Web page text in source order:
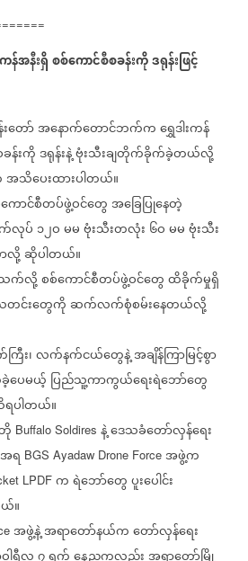
န်အနီးရှိစစ်ကောင်စီစခန်းကိုဒရုန်းဖြင့်
းတော်အနောက်တောင်ဘက်ကရွှေဒါးကန်
န်းကိုဒရုန်းနဲ့ဗုံးသီးချတိုက်ခိုက်ခဲ့တယ်လို့
အသိပေးထားပါတယ်။
ောင်စီတပ်ဖွဲ့ဝင်တွေအခြေပြုနေတဲ့
လုပ် ၁၂ဝမမဗုံးသီးတလုံး ၆ဝမမဗုံးသီး
လို့ဆိုပါတယ်။
က်လို့စစ်ကောင်စီတပ်ဖွဲ့ဝင်တွေထိခိုက်မှုရှိ
င်းတွေကိုဆက်လက်စုံစမ်းနေတယ်လို့
ြီး၊လက်နက်ငယ်တွေနဲ့အချိန်ကြာမြင့်စွာ
ပေမယ့် ပြည်သူ့ကာကွယ်ရေးရဲဘော်တွေ
ပါတယ်။
Buffalo Soldires နဲ့ဒေသခံတော်လှန်ရေး
ရ BGS Ayadaw Drone Force အဖွဲ့က
LPDF ကရဲဘော်တွေပူးပေါင်း
။
အဖွဲ့နဲ့အရာတော်နယ်ကတော်လှန်ရေး